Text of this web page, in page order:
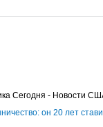
Сегодня - Новости
он 20 лет